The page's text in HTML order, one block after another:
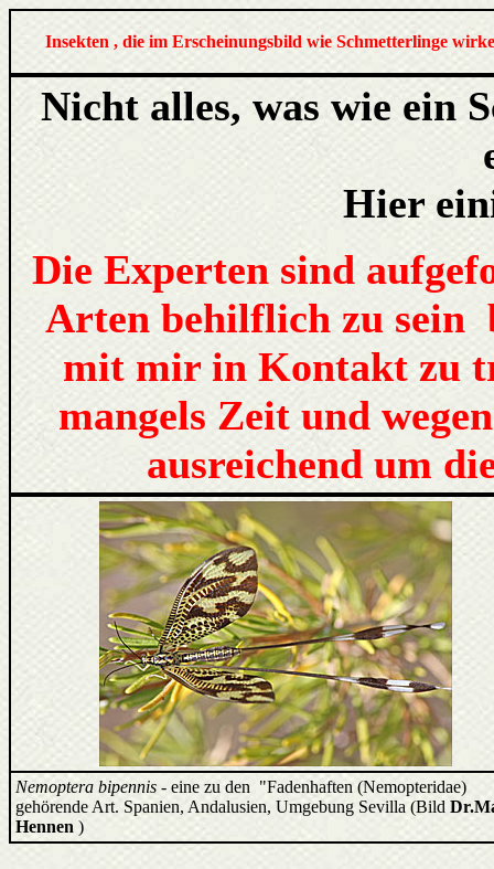
Insekten , die im Erscheinungsbild wie Schmetterlinge
Nicht alles, was wie ein
Hier
Die Experten sind
Arten behilflich zu sein
mit mir in Kontakt zu
mangels Zeit und
ausreichend um
Nemoptera bipennis - eine zu den "Fadenhaften (Nemopteridae)
gehörende Art. Spanien, Andalusien, Umgebung Sevilla (Bild
Hennen )